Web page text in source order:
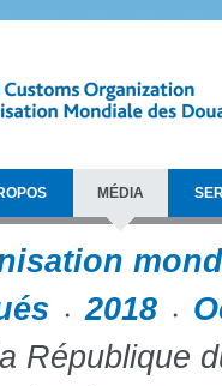
MÉDIA
2018
République